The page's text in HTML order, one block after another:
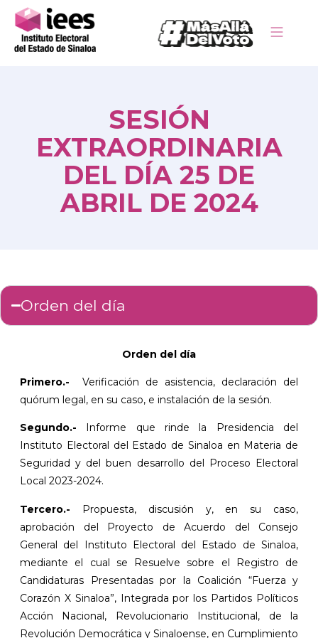
SESIÓN
EXTRAORDINARIA
DEL DÍA 25 DE
ABRIL DE 2024
Orden del día
Orden del día
Primero.- Verificación de asistencia, declaración del
quórum legal, en su caso, e instalación de la sesión.
Segundo.- Informe que rinde la Presidencia del
Instituto Electoral del Estado de Sinaloa en Materia de
Seguridad y del buen desarrollo del Proceso Electoral
Local 2023-2024.
Tercero.- Propuesta, discusión y, en su caso,
aprobación del Proyecto de Acuerdo del Consejo
General del Instituto Electoral del Estado de Sinaloa,
mediante el cual se Resuelve sobre el Registro de
Candidaturas Presentadas por la Coalición “Fuerza y
Corazón X Sinaloa”, Integrada por los Partidos Políticos
Acción Nacional, Revolucionario Institucional, de la
Revolución Democrática y Sinaloense, en Cumplimiento